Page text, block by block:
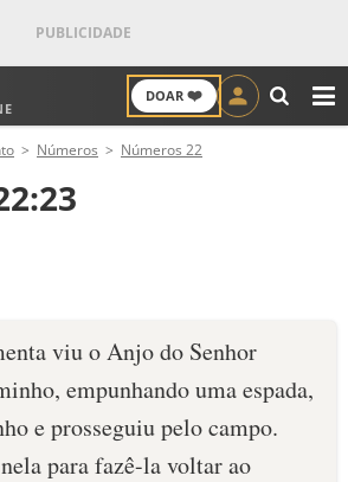
DOAR ❤️
Números Números 22
viu o Anjo do Senhor
empunhando uma espada,
e prosseguiu pelo campo.
para fazê-la voltar ao